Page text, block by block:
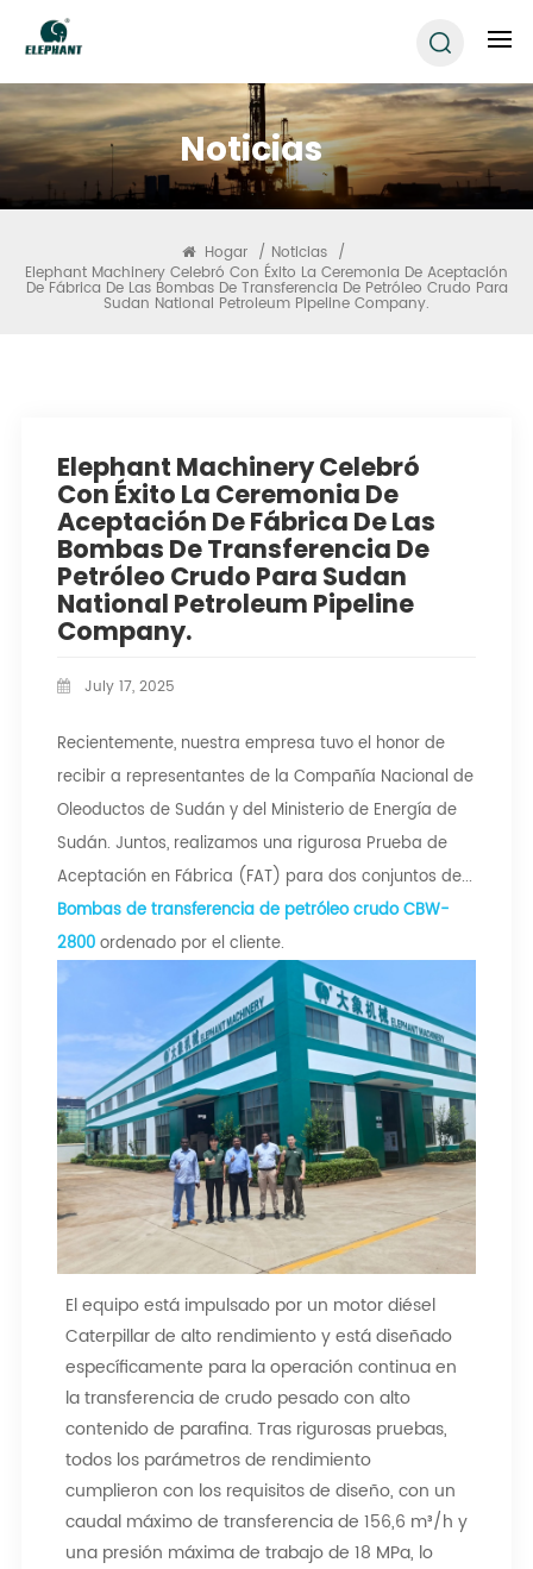
Noticias
Hogar / Noticias /
Elephant Machinery Celebró Con Éxito La Ceremonia De Aceptación
De Fábrica De Las Bombas De Transferencia De Petróleo Crudo Para
Sudan National Petroleum Pipeline Company.
Elephant Machinery Celebró
Con Éxito La Ceremonia De
Aceptación De Fábrica De Las
Bombas De Transferencia De
Petróleo Crudo Para Sudan
National Petroleum Pipeline
Company.
July 17, 2025
Recientemente, nuestra empresa tuvo el honor de
recibir a representantes de la Compañía Nacional de
Oleoductos de Sudán y del Ministerio de Energía de
Sudán. Juntos, realizamos una rigurosa Prueba de
Aceptación en Fábrica (FAT) para dos conjuntos de...
Bombas de transferencia de petróleo crudo CBW-
2800ordenado por el cliente.
El equipo está impulsado por un motor diésel
Caterpillar de alto rendimiento y está diseñado
específicamente para la operación continua en
la transferencia de crudo pesado con alto
contenido de parafina. Tras rigurosas pruebas,
todos los parámetros de rendimiento
cumplieron con los requisitos de diseño, con un
caudal máximo de transferencia de 156,6 m³/h y
una presión máxima de trabajo de 18 MPa, lo